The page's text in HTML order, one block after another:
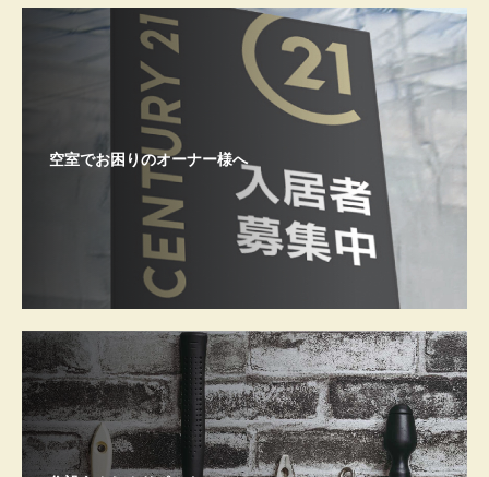
空室でお困りのオーナー様へ